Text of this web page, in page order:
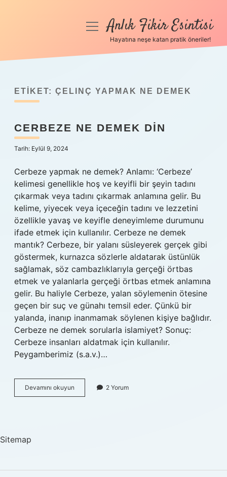
Anasayfa
Yasal Uyarı
Hakkımızda
menüyüAnlık Fikir Esintisi
Hayatına neşe katan pratik öneriler!
ETIKET: ÇELINÇ YAPMAK NE DEMEK
CERBEZE NE DEMEK DIN
Tarih: Eylül 9, 2024
Cerbeze yapmak ne demek? Anlamı: ‘Cerbeze’
kelimesi genellikle hoş ve keyifli bir şeyin tadını
çıkarmak veya tadını çıkarmak anlamına gelir. Bu
kelime, yiyecek veya içeceğin tadını ve lezzetini
özellikle yavaş ve keyifle deneyimleme durumunu
ifade etmek için kullanılır. Cerbeze ne demek
mantık? Cerbeze, bir yalanı süsleyerek gerçek gibi
göstermek, kurnazca sözlerle aldatarak üstünlük
sağlamak, söz cambazlıklarıyla gerçeği örtbas
etmek ve yalanlarla gerçeği örtbas etmek anlamına
gelir. Bu haliyle Cerbeze, yalan söylemenin ötesine
geçen bir suç ve günahı temsil eder. Çünkü bir
yalanda, inanıp inanmamak söylenen kişiye bağlıdır.
Cerbeze ne demek sorularla islamiyet? Sonuç:
Cerbeze insanları aldatmak için kullanılır.
Peygamberimiz (s.a.v.)…
Devamını okuyun Cerbeze
Ne
2 Yorum
Sitemap